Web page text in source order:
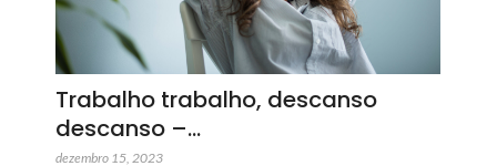
Trabalho trabalho, descanso
descanso –…
dezembro 15, 2023